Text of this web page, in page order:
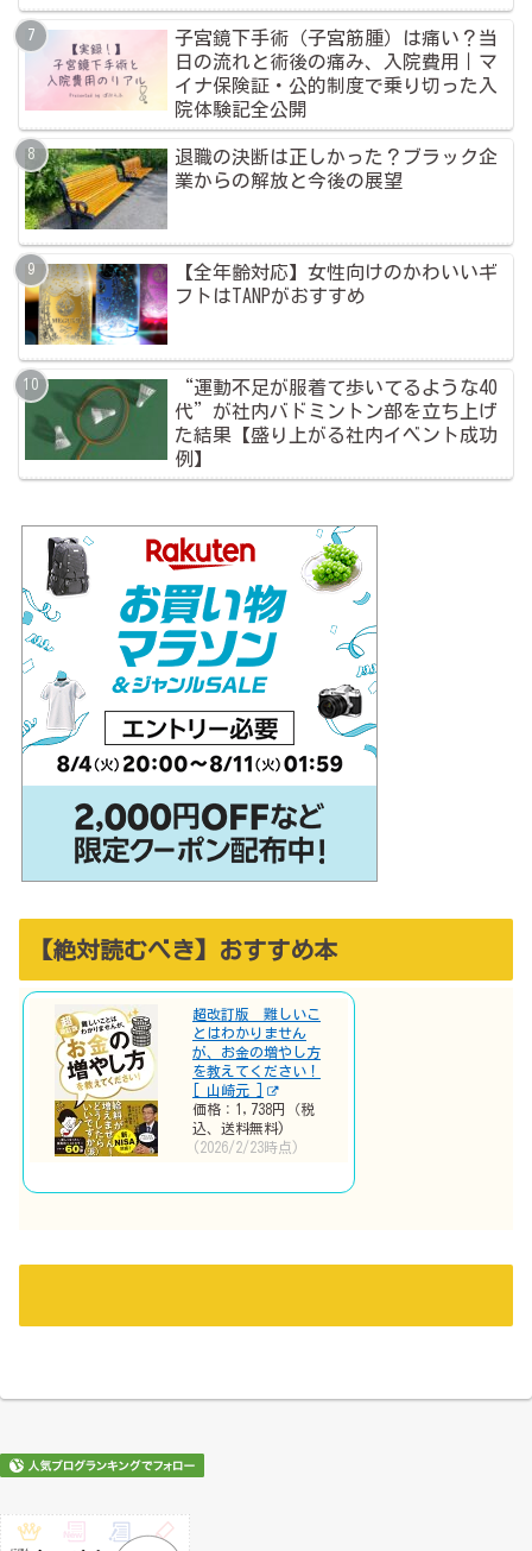
子宮鏡下手術（子宮筋腫）は痛い？当
日の流れと術後の痛み、入院費用｜マ
イナ保険証・公的制度で乗り切った入
院体験記全公開
退職の決断は正しかった？ブラック企
業からの解放と今後の展望
【全年齢対応】女性向けのかわいいギ
フトはTANPがおすすめ
“運動不足が服着て歩いてるような40
代”が社内バドミントン部を立ち上げ
た結果【盛り上がる社内イベント成功
例】
【絶対読むべき】おすすめ本
超改訂版 難しいこ
とはわかりません
が、お金の増やし方
を教えてください！
[ 山崎元 ]
価格：1,738円（税
込、送料無料)
(2026/2/23時点)